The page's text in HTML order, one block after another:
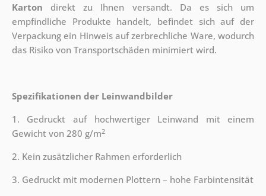
Karton direkt zu Ihnen versandt. Da es sich um
empfindliche Produkte handelt, befindet sich auf der
Verpackung ein Hinweis auf zerbrechliche Ware, wodurch
das Risiko von Transportschäden minimiert wird.
Spezifikationen der Leinwandbilder
1. Gedruckt auf hochwertiger Leinwand mit einem
Gewicht von 280 g/m2
2. Kein zusätzlicher Rahmen erforderlich
3. Gedruckt mit modernen Plottern – hohe Farbintensität